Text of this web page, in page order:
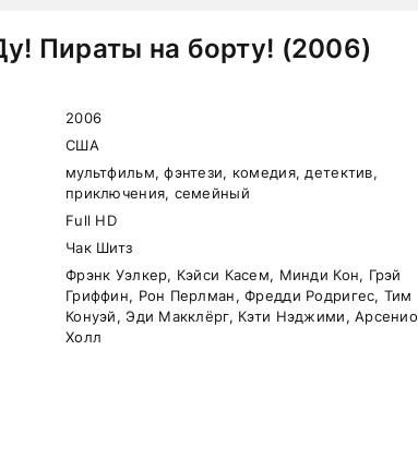
Пираты на борту! (2006)
2006
США
мультфильм, фэнтези, комедия, детектив,
приключения, семейный
Full HD
Чак Шитз
Фрэнк Уэлкер, Кэйси Касем, Минди Кон, Грэй
Гриффин, Рон Перлман, Фредди Родригес, Тим
Конуэй, Эди Макклёрг, Кэти Нэджими, Арсенио
Холл